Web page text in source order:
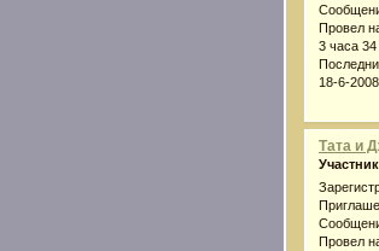
Провел
3 часа
18-6-
Тата и
Участник
Провел